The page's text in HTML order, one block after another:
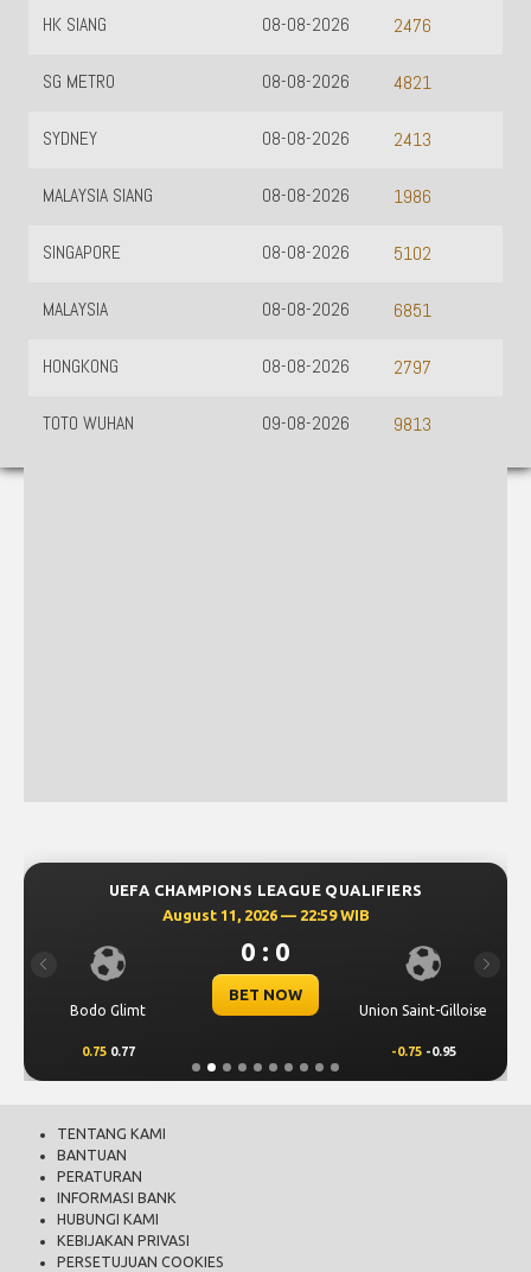
UEFA CHAMPIONS LEAGUE QUALIFIERS
August 11, 2026 — 22:59 WIB
Bodo Glimt
0 : 0
BET NOW
Union Saint-Gilloise
0.75 0.77 -0.75 -0.95
Previous Next
HK SIANG 2476
08-08-2026
SG METRO 4821
08-08-2026
SYDNEY 2413
08-08-2026
MALAYSIA SIANG 1986
08-08-2026
SINGAPORE 5102
08-08-2026
MALAYSIA 6851
08-08-2026
HONGKONG 2797
08-08-2026
TOTO WUHAN 9813
09-08-2026
TENTANG KAMI
BANTUAN
PERATURAN
INFORMASI BANK
HUBUNGI KAMI
KEBIJAKAN PRIVASI
PERSETUJUAN COOKIES